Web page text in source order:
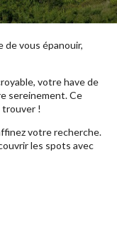
de vous épanouir,
votre have de
sereinement. Ce
trouver !
votre recherche.
les spots avec